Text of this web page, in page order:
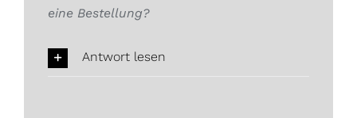
eine Bestellung?
Antwort lesen